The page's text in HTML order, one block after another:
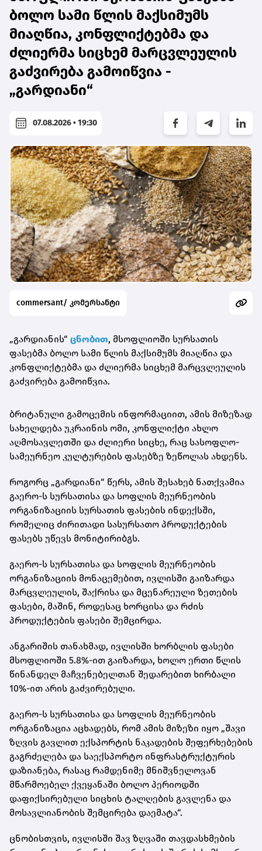
ბოლო სამი წლის მაქსიმუმს
მიაღწია, კონფლიქტებმა და
ძლიერმა სიცხემ მარცვლეულის
გაძვირება გამოიწვია -
„გარდიანი“
07.08.2026 • 19:30
commersant/ კომერსანტი
„გარდიანის“ ცნობით, მსოფლიოში სურსათის
ფასებმა ბოლო სამი წლის მაქსიმუმს მიაღწია და
კონფლიქტებმა და ძლიერმა სიცხემ მარცვლეულის
გაძვირება გამოიწვია.
ბრიტანული გამოცემის ინფორმაციით, ამის მიზეზად
სახელდება უკრაინის ომი, კონფლიქტი ახლო
აღმოსავლეთში და ძლიერი სიცხე, რაც სასოფლო-
სამეურნეო კულტურების ფასებზე ზეწოლას ახდენს.
როგორც „გარდიანი“ წერს, ამის შესახებ ნათქვამია
გაერო-ს სურსათისა და სოფლის მეურნეობის
ორგანიზაციის სურსათის ფასების ინდექსში,
რომელიც ძირითადი სასურსათო პროდუქტების
ფასებს უწევს მონიტირიბგს.
გაერო-ს სურსათისა და სოფლის მეურნეობის
ორგანიზაციის მონაცემებით, ივლისში გაიზარდა
მარცვლეულის, შაქრისა და მცენარეული ზეთების
ფასები, მაშინ, როდესაც ხორცისა და რძის
პროდუქტების ფასები შემცირდა.
ანგარიშის თანახმად, ივლისში ხორბლის ფასები
მსოფლიოში 5.8%-ით გაიზარდა, ხოლო ერთი წლის
წინანდელ მაჩვენებელთან შედარებით ხირბალი
10%-ით არის გაძვირებული.
გაერო-ს სურსათისა და სოფლის მეურნეობის
ორგანიზაცია აცხადებს, რომ ამის მიზეზი იყო „შავი
ზღვის გავლით ექსპორტის ნაკადების შეფერხებების
გაგრძელება და საექსპორტო ინფრასტრუქტურის
დაზიანება, რასაც რამდენიმე მნიშვნელოვან
მწარმოებელ ქვეყანაში ბოლო პერიოდში
დაფიქსირებული სიცხის ტალღების გავლენა და
მოსავლიანობის შემცირება დაემატა“.
ცნობისთვის, ივლისში შავ ზღვაში თავდასხმების